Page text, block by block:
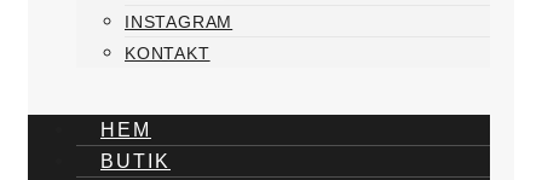
INSTAGRAM
KONTAKT
HEM
BUTIK